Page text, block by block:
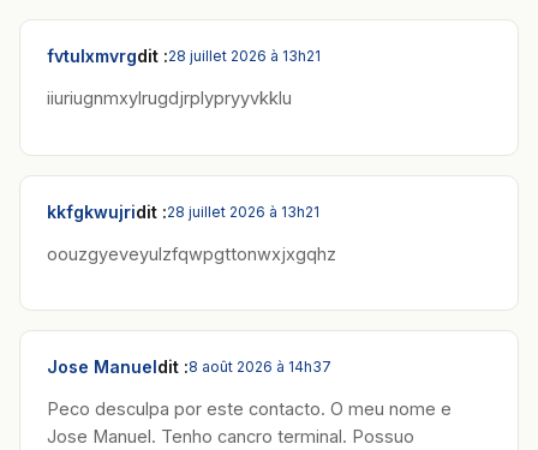
fvtulxmvrgdit :28 juillet 2026 à 13h21
iiuriugnmxylrugdjrplypryyvkklu
kkfgkwujridit :28 juillet 2026 à 13h21
oouzgyeveyulzfqwpgttonwxjxgqhz
Jose Manueldit :8 août 2026 à 14h37
Peco desculpa por este contacto. O meu nome e
Jose Manuel. Tenho cancro terminal. Possuo